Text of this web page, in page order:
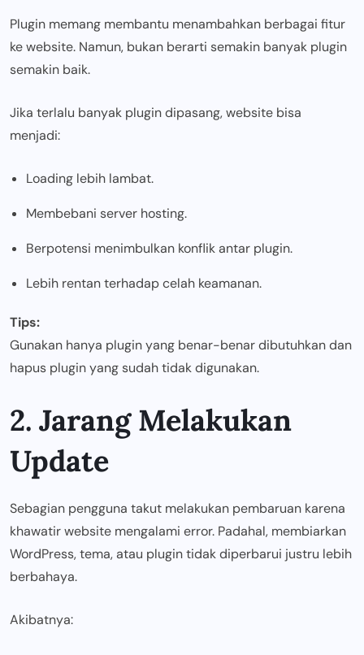
Plugin memang membantu menambahkan berbagai fitur
ke website. Namun, bukan berarti semakin banyak plugin
semakin baik.
Jika terlalu banyak plugin dipasang, website bisa
menjadi:
Loading lebih lambat.
Membebani server hosting.
Berpotensi menimbulkan konflik antar plugin.
Lebih rentan terhadap celah keamanan.
Tips:
Gunakan hanya plugin yang benar-benar dibutuhkan dan
hapus plugin yang sudah tidak digunakan.
2. Jarang Melakukan
Update
Sebagian pengguna takut melakukan pembaruan karena
khawatir website mengalami error. Padahal, membiarkan
WordPress, tema, atau plugin tidak diperbarui justru lebih
berbahaya.
Akibatnya: